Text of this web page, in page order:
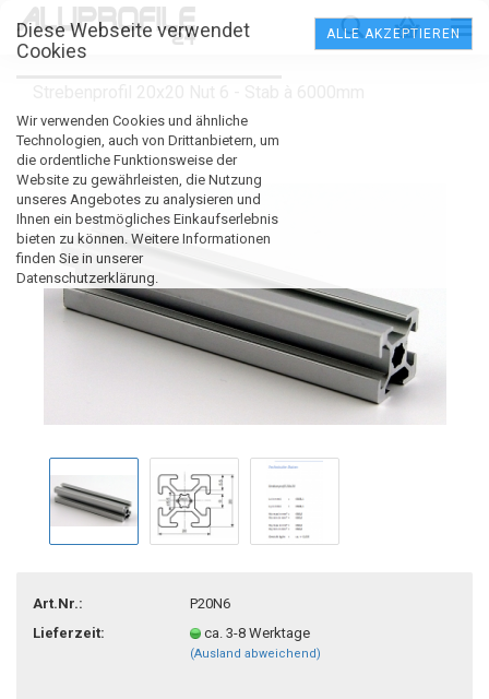
Diese Webseite verwendet
Cookies
Wir verwenden Cookies und ähnliche
Technologien, auch von Drittanbietern, um
die ordentliche Funktionsweise der
Website zu gewährleisten, die Nutzung
unseres Angebotes zu analysieren und
Ihnen ein bestmögliches Einkaufserlebnis
bieten zu können. Weitere Informationen
finden Sie in unserer
Datenschutzerklärung.
ALLE AKZEPTIEREN
Art.Nr.:
P20N6
Lieferzeit:
ca. 3-8 Werktage
(Ausland abweichend)